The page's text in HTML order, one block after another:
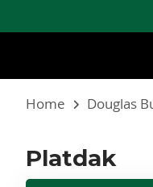
Home Douglas
Platdak